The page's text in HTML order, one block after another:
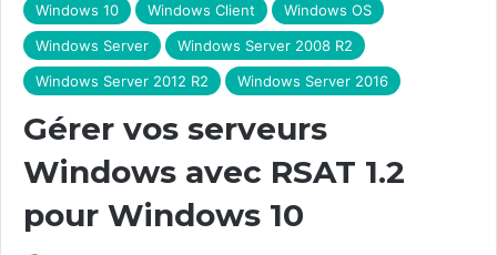
Windows 10 Windows Client
Windows OS
Windows Server
Windows Server 2008 R2
Windows Server 2012 R2
Windows Server 2016
Gérer vos serveurs
Windows avec RSAT 1.2
pour Windows 10